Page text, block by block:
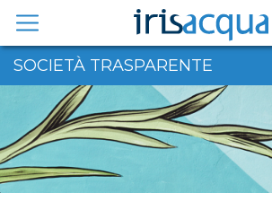
contenuto
SOCIETÀ TRASPARENTE